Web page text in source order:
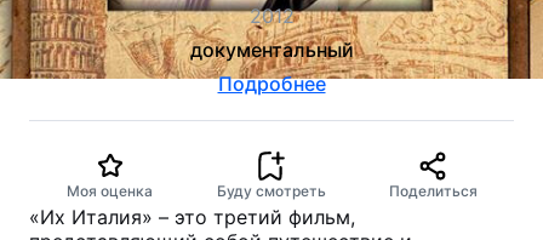
2012
документальный
Подробнее
Моя оценка Буду смотреть Поделиться
«Их Италия» – это третий фильм,